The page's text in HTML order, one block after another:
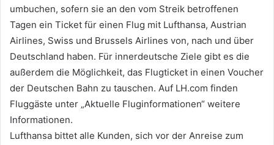
umbuchen, sofern sie an den vom Streik betroffenen
Tagen ein Ticket für einen Flug mit Lufthansa, Austrian
Airlines, Swiss und Brussels Airlines von, nach und über
Deutschland haben. Für innerdeutsche Ziele gibt es die
außerdem die Möglichkeit, das Flugticket in einen Voucher
der Deutschen Bahn zu tauschen. Auf LH.com finden
Fluggäste unter „Aktuelle Fluginformationen“ weitere
Informationen.
Lufthansa bittet alle Kunden, sich vor der Anreise zum